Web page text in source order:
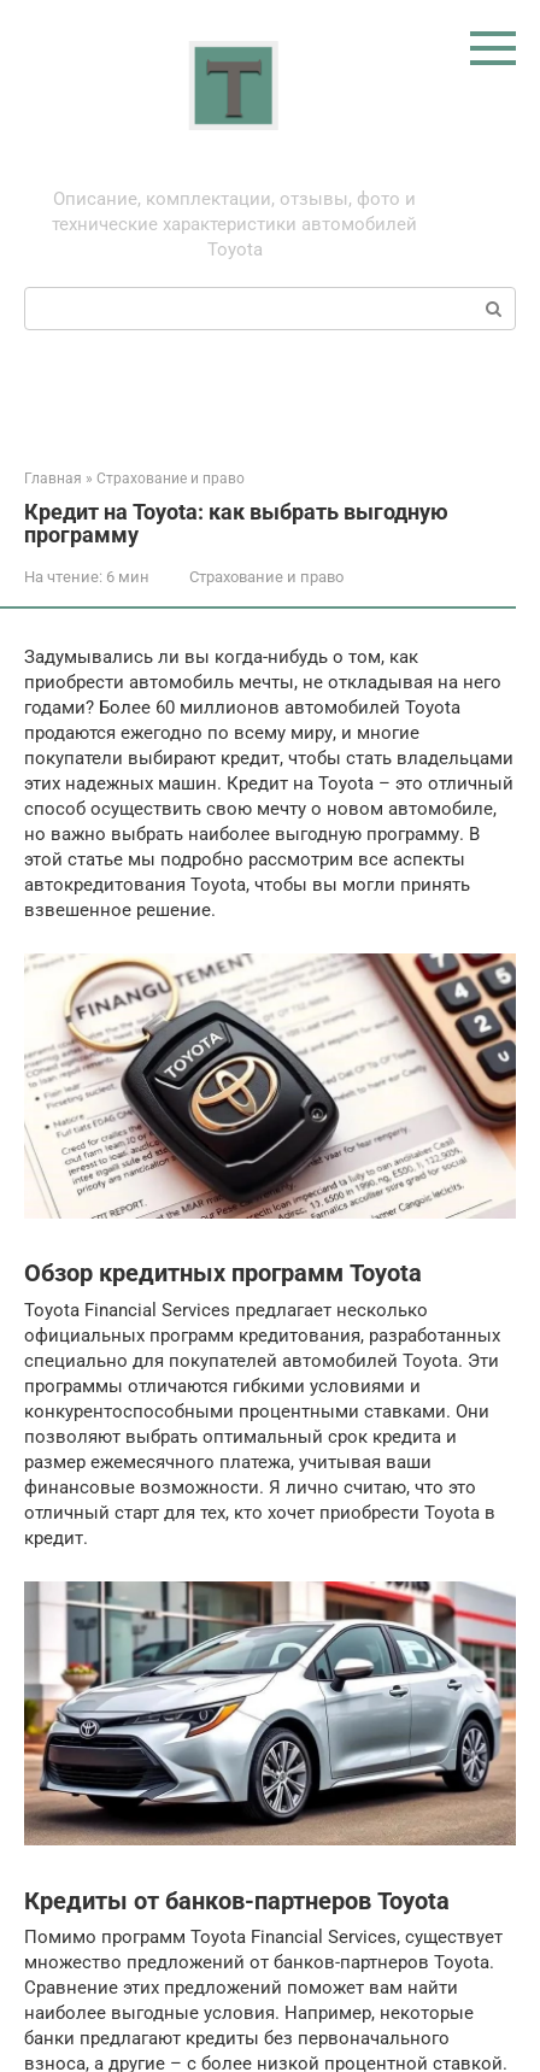
Описание, комплектации, отзывы, фото и
технические характеристики автомобилей
Toyota
Поиск:
Главная » Страхование и право
Кредит на Toyota: как выбрать выгодную
программу
На чтение: 6 мин Страхование и право
Задумывались ли вы когда-нибудь о том, как
приобрести автомобиль мечты, не откладывая на него
годами? Более 60 миллионов автомобилей Toyota
продаются ежегодно по всему миру, и многие
покупатели выбирают кредит, чтобы стать владельцами
этих надежных машин. Кредит на Toyota – это отличный
способ осуществить свою мечту о новом автомобиле,
но важно выбрать наиболее выгодную программу. В
этой статье мы подробно рассмотрим все аспекты
автокредитования Toyota, чтобы вы могли принять
взвешенное решение.
Обзор кредитных программ Toyota
Toyota Financial Services предлагает несколько
официальных программ кредитования, разработанных
специально для покупателей автомобилей Toyota. Эти
программы отличаются гибкими условиями и
конкурентоспособными процентными ставками. Они
позволяют выбрать оптимальный срок кредита и
размер ежемесячного платежа, учитывая ваши
финансовые возможности. Я лично считаю, что это
отличный старт для тех, кто хочет приобрести Toyota в
кредит.
Кредиты от банков-партнеров Toyota
Помимо программ Toyota Financial Services, существует
множество предложений от банков-партнеров Toyota.
Сравнение этих предложений поможет вам найти
наиболее выгодные условия. Например, некоторые
банки предлагают кредиты без первоначального
взноса, а другие – с более низкой процентной ставкой.